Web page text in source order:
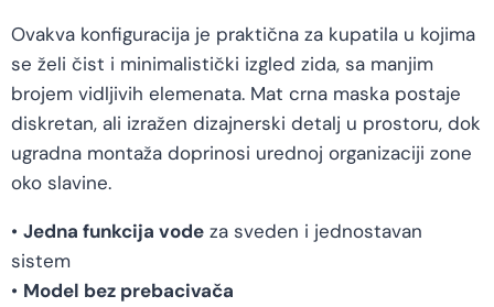
Ovakva konfiguracija je praktična za kupatila u kojima
se želi čist i minimalistički izgled zida, sa manjim
brojem vidljivih elemenata. Mat crna maska postaje
diskretan, ali izražen dizajnerski detalj u prostoru, dok
ugradna montaža doprinosi urednoj organizaciji zone
oko slavine.
• Jedna funkcija vode za sveden i jednostavan
sistem
• Model bez prebacivača